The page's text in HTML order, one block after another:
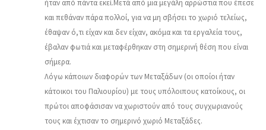
ήταν από πάντα εκεί.Μετά από μια μεγάλη αρρώστια που έπεσε
και πεθάναν πάρα πολλοί, για να μη σβήσει το χωριό τελείως,
έθαψαν ό,τι είχαν και δεν είχαν, ακόμα και τα εργαλεία τους,
έβαλαν φωτιά και μεταφέρθηκαν στη σημερινή θέση που είναι
σήμερα.
Λόγω κάποιων διαφορών των Μεταξάδων (οι οποίοι ήταν
κάτοικοι του Παλιουρίου) με τους υπόλοιπους κατοίκους, οι
πρώτοι αποφάσισαν να χωριστούν από τους συγχωριανούς
τους και έχτισαν το σημερινό χωριό Μεταξάδες.